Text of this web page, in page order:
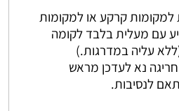
קרקע או למקומות
עם מעלית בלבד לקומה
עליה במדרגות.)
נא לעדכן מראש
לנסיבות.